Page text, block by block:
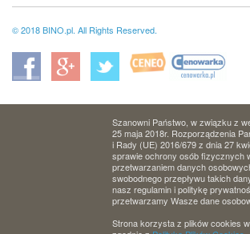
© 2018 BINO.pl. All Rights Reserved.
Szanowni Państwo, w związku z
25 maja 2018r. Rozporządzenia
i Rady (UE) 2016/679 z dnia 27
sprawie ochrony osób fizycznych
przetwarzaniem danych
swobodnego przepływu takich
nasz regulamin i politykę
przetwarzamy Wasze dane
Strona korzysta z plików cookies